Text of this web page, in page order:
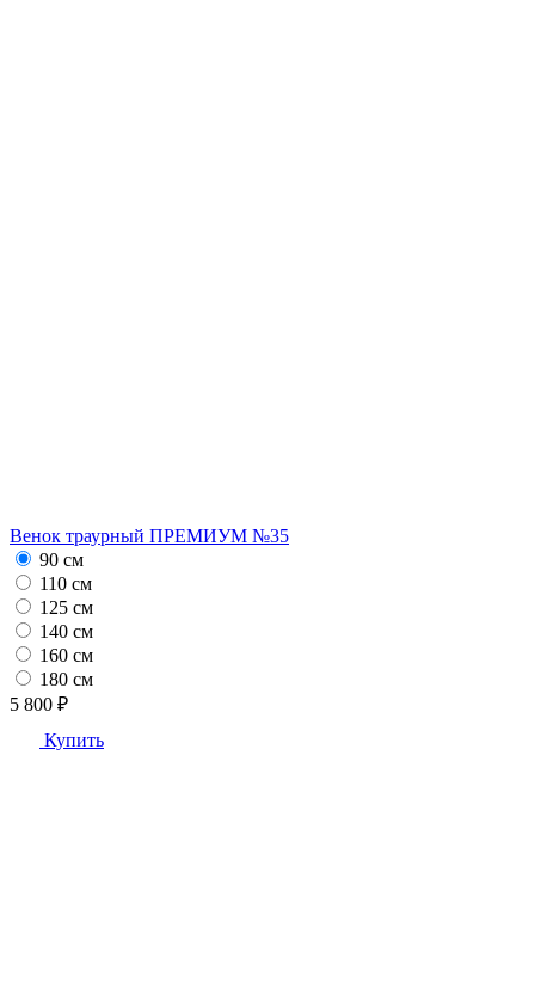
Венок траурный ПРЕМИУМ №35
90 см
110 см
125 см
140 см
160 см
180 см
5 800 ₽
Купить